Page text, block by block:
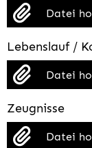
Datei
Lebenslauf /
Datei
Zeugnisse
Datei